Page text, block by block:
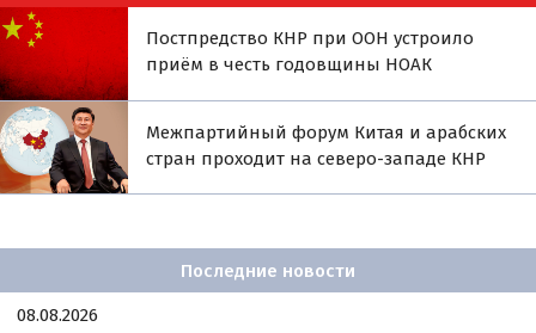
Постпредство КНР при ООН устроило
приём в честь годовщины НОАК
Межпартийный форум Китая и арабских
стран проходит на северо-западе КНР
Последние новости
08.08.2026